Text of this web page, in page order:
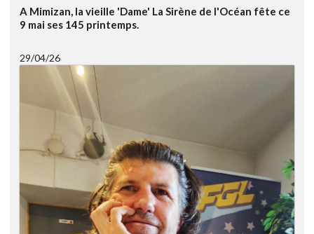
A Mimizan, la vieille 'Dame' La Sirène de l'Océan fête ce
9 mai ses 145 printemps.
29/04/26